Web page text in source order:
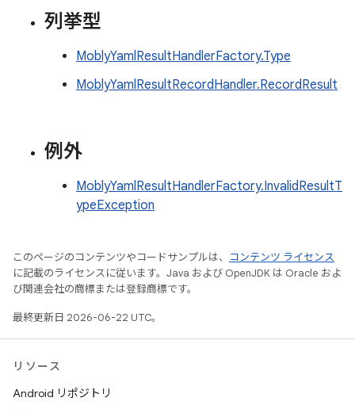
列挙型
MoblyYamlResultHandlerFactory.Type
MoblyYamlResultRecordHandler.RecordResult
例外
MoblyYamlResultHandlerFactory.InvalidResultT
ypeException
このページのコンテンツやコードサンプルは、
コンテンツ ライセンス
に記載のライセンスに従います。Java および OpenJDK は Oracle およ
び関連会社の商標または登録商標です。
最終更新日 2026-06-22 UTC。
リソース
Android リポジトリ